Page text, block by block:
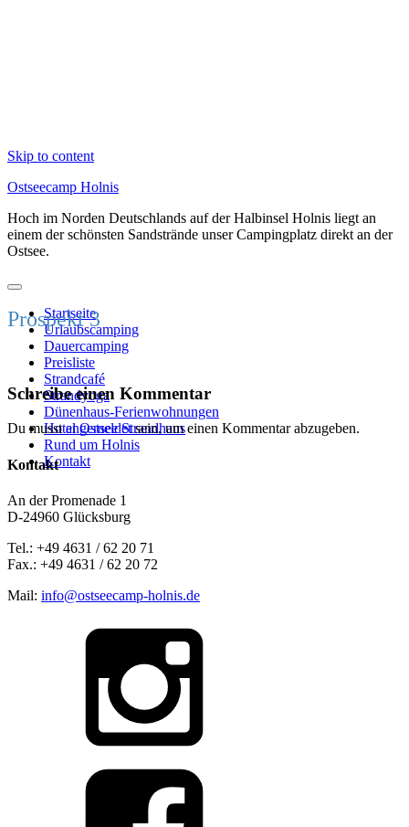
Skip to content
Ostseecamp Holnis
Hoch im Norden Deutschlands auf der Halbinsel Holnis liegt an
einem der schönsten Sandstrände unser Campingplatz direkt an der
Ostsee.
Startseite
Urlaubscamping
Dauercamping
Preisliste
Strandcafé
Strandyoga
Dünenhaus-Ferienwohnungen
Hotel Ostsee Strandhaus
Rund um Holnis
Kontakt
Prospekt 3
Schreibe einen Kommentar
Du musstangemeldetsein, um einen Kommentar abzugeben.
Kontakt
An der Promenade 1
D-24960 Glücksburg
Tel.: +49 4631 / 62 20 71
Fax.: +49 4631 / 62 20 72
Mail: info@ostseecamp-holnis.de